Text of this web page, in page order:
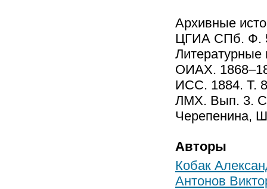
Архивные
ЦГИА СПб. Ф.
Литературные
ОИАХ.
ИСС. 1884. Т.
ЛМХ. Вып. 3.
Черепенина,
Авторы
Кобак
Антонов